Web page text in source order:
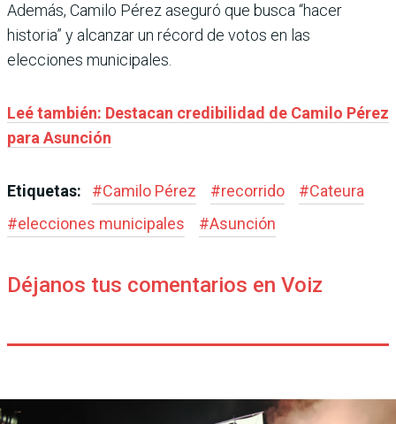
Además, Camilo Pérez aseguró que busca “hacer
historia” y alcanzar un récord de votos en las
elecciones municipales.
Leé también: Destacan credibilidad de Camilo Pérez
para Asunción
Etiquetas: #Camilo Pérez #recorrido #Cateura
#elecciones municipales #Asunción
Déjanos tus comentarios en Voiz